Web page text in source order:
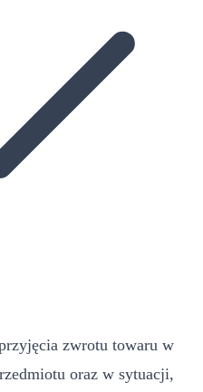
zwrotu towaru w
oraz w sytuacji,